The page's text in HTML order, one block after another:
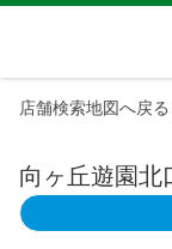
店舗検索地図へ戻る
向ヶ丘遊園北